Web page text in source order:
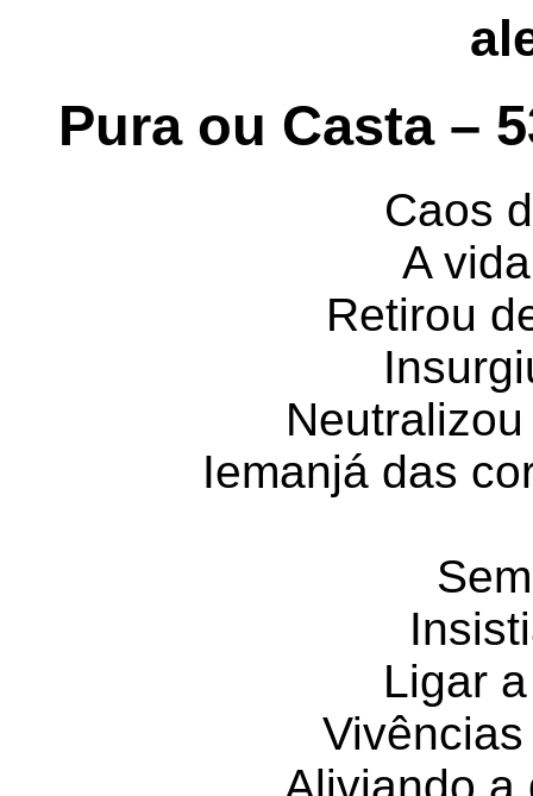
Pura ou Casta –
Caos
A
Retirou
Iemanjá das
Ligar
Aliviando a